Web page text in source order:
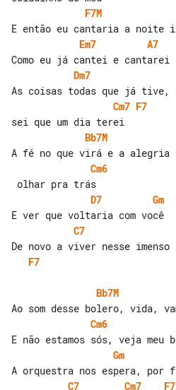
F7M
Em7
A7
Dm7
Cm7 F7
Bb7M
Cm6
D7
Gm
C7
F7
Bb7M
Cm6
Gm
C7
Cm7
F7